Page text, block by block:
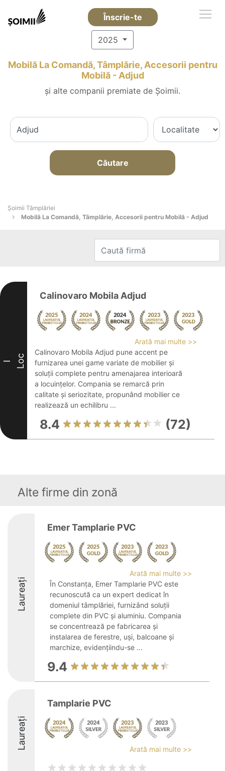
Înscrie-te
2025
Mobilă La Comandă, Tâmplărie, Accesorii pentru
Mobilă - Adjud
și alte companii premiate de Șoimii.
Căutare
Șoimii Tâmplăriei
Mobilă La Comandă, Tâmplărie, Accesorii pentru Mobilă - Adjud
I Loc
Calinovaro Mobila Adjud
Arată mai multe >>
Calinovaro Mobila Adjud pune accent pe
furnizarea unei game variate de mobilier și
soluții complete pentru amenajarea interioară
a locuințelor. Compania se remarcă prin
calitate și seriozitate, propunând mobilier ce
realizează un echilibru ...
8.4 (72)
Alte firme din zonă
Laureați
Emer Tamplarie PVC
Arată mai multe >>
În Constanța, Emer Tamplarie PVC este
recunoscută ca un expert dedicat în
domeniul tâmplăriei, furnizând soluții
complete din PVC și aluminiu. Compania
se concentrează pe fabricarea și
instalarea de ferestre, uși, balcoane și
marchize, evidențiindu-se ...
9.4
Laureați
Tamplarie PVC
Arată mai multe >>